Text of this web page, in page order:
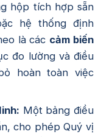
hộp tích hợp sẵn
hệ thống định
là các cảm biến
đo lường và điều
hoàn toàn việc
Một bảng điều
cho phép Quý vị